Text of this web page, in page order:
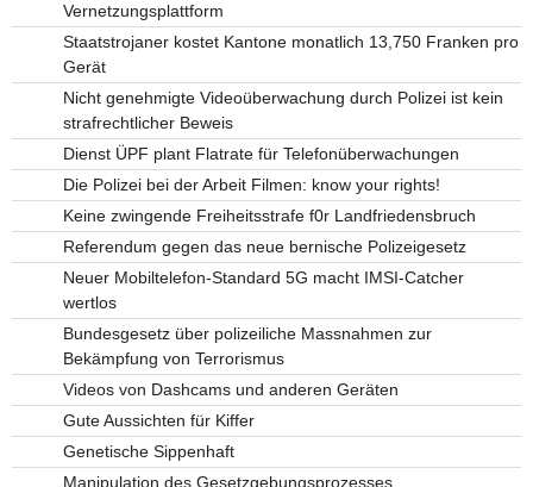
Vernetzungsplattform
Staatstrojaner kostet Kantone monatlich 13,750 Franken pro
Gerät
Nicht genehmigte Videoüberwachung durch Polizei ist kein
strafrechtlicher Beweis
Dienst ÜPF plant Flatrate für Telefonüberwachungen
Die Polizei bei der Arbeit Filmen: know your rights!
Keine zwingende Freiheitsstrafe f0r Landfriedensbruch
Referendum gegen das neue bernische Polizeigesetz
Neuer Mobiltelefon-Standard 5G macht IMSI-Catcher
wertlos
Bundesgesetz über polizeiliche Massnahmen zur
Bekämpfung von Terrorismus
Videos von Dashcams und anderen Geräten
Gute Aussichten für Kiffer
Genetische Sippenhaft
Manipulation des Gesetzgebungsprozesses